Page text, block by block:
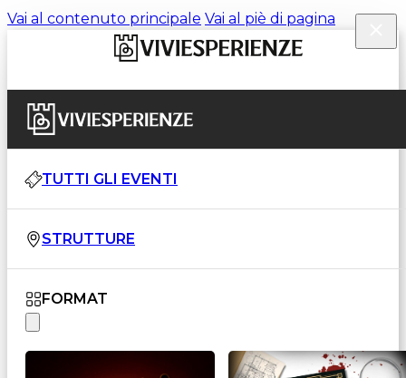
Vai al contenuto principale Vai al piè di pagina
TUTTI GLI EVENTI
STRUTTURE
FORMAT